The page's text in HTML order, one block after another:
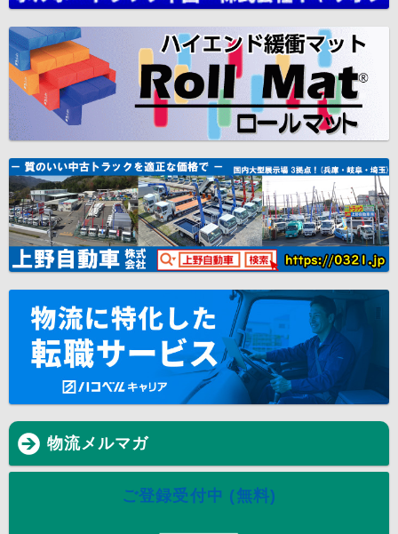
物流メルマガ
ご登録受付中 (無料)